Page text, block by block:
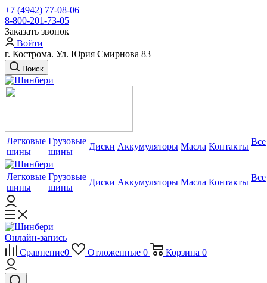
+7 (4942) 77-08-06
8-800-201-73-05
Заказать звонок
Войти
г. Кострома. Ул. Юрия Смирнова 83
Поиск
Легковые
шины
Грузовые
шины
Диски Аккумуляторы Масла Контакты Все
Легковые
шины
Грузовые
шины
Диски Аккумуляторы Масла Контакты Все
Онлайн-запись
Сравнение0 Отложенные 0 Корзина 0